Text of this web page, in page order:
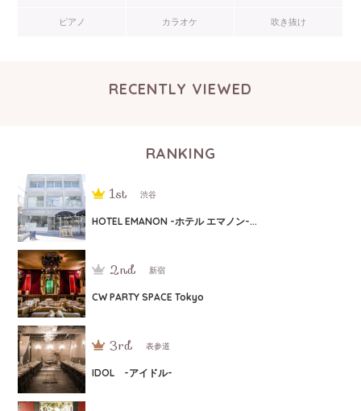
ピアノ カラオケ 吹き抜け
RECENTLY VIEWED
RANKING
渋谷
HOTEL EMANON -ホテル エマノン-...
新宿
CW PARTY SPACE Tokyo
表参道
IDOL -アイドル-